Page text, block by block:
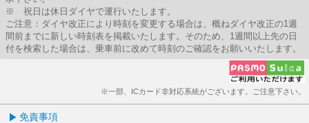
※ 祝日は休日ダイヤで運行いたします。
ご注意：ダイヤ改正により時刻を変更する場合は、概ねダイヤ改正の1週
間前までに新しい時刻表を掲載いたします。そのため、1週間以上先の日
付を検索した場合は、乗車前に改めて時刻のご確認をお願いいたします。
※一部、ICカード非対応系統がございます。ご注意下さい。
免責事項